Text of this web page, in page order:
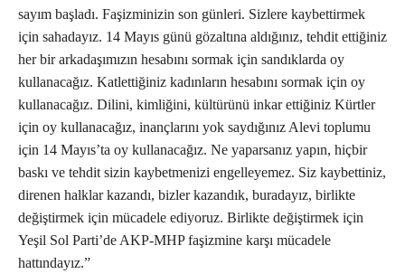
sayım başladı. Faşizminizin son günleri. Sizlere kaybettirmek
için sahadayız. 14 Mayıs günü gözaltına aldığınız, tehdit ettiğiniz
her bir arkadaşımızın hesabını sormak için sandıklarda oy
kullanacağız. Katlettiğiniz kadınların hesabını sormak için oy
kullanacağız. Dilini, kimliğini, kültürünü inkar ettiğiniz Kürtler
için oy kullanacağız, inançlarını yok saydığınız Alevi toplumu
için 14 Mayıs’ta oy kullanacağız. Ne yaparsanız yapın, hiçbir
baskı ve tehdit sizin kaybetmenizi engelleyemez. Siz kaybettiniz,
direnen halklar kazandı, bizler kazandık, buradayız, birlikte
değiştirmek için mücadele ediyoruz. Birlikte değiştirmek için
Yeşil Sol Parti’de AKP-MHP faşizmine karşı mücadele
hattındayız.”